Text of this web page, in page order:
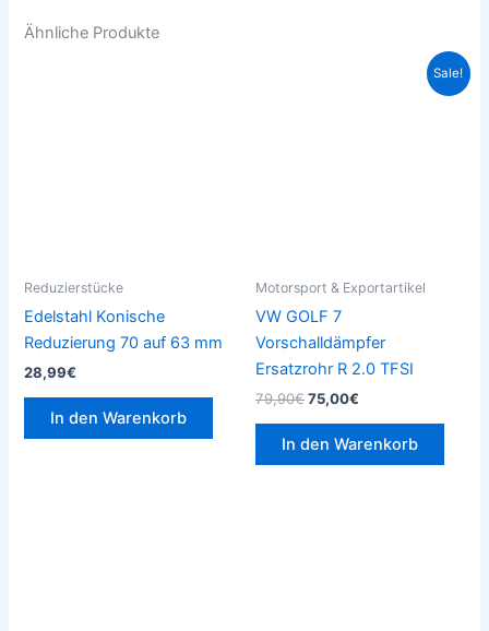
Ähnliche Produkte
Reduzierstücke
Edelstahl Konische
Reduzierung 70 auf 63 mm
28,99€
In den Warenkorb
Sale!
Motorsport & Exportartikel
VW GOLF 7
Vorschalldämpfer
Ersatzrohr R 2.0 TFSI
79,90€75,00€
In den Warenkorb